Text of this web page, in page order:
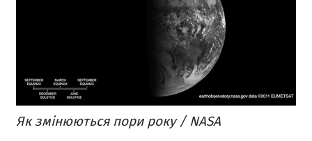
Як змінюються пори року / NASA